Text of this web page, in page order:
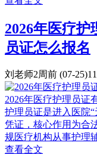
2026年医疗
员证怎么报名
刘老师2周前 (07-25)
2026年医疗护理员证
护理员证是进入医院
凭证‌，核心作用为‌合
规医疗机构从事护理
查看全文